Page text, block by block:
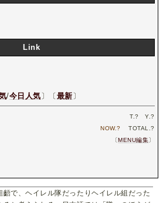
Link
/今日人気〕〔最新〕
T.? Y.?
NOW.? TOTAL.?
〔MENU編集〕
齬で、ヘイレル隊だったりヘイレル組だった